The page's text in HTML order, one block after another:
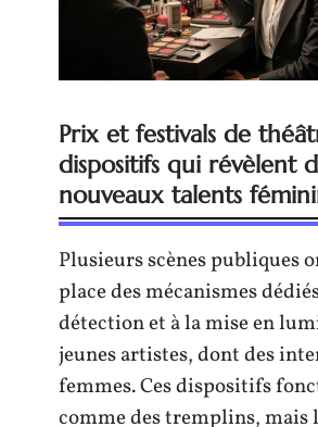
Prix et festivals de
dispositifs qui révèlent
nouveaux talents
Plusieurs scènes publiques
place des mécanismes
détection et à la mise en
jeunes artistes, dont des
femmes. Ces dispositifs
comme des tremplins, mais